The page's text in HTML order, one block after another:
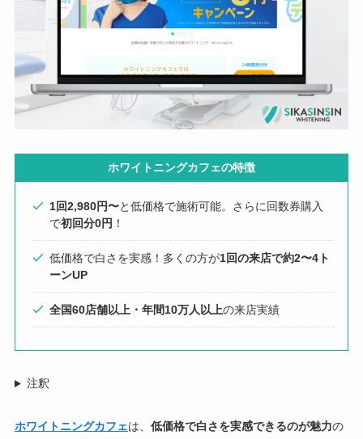
ホワイトニングカフェの特徴
1回2,980円〜と低価格で施術可能。さらに回数券購入
で初回分0円 ！
低価格で白さを実感！多くの方が1回の来店で約2〜4ト
ーンUP
全国60店舗以上・年間10万人以上の来店実績
注釈
ホワイトニングカフェは、 低価格で白さを実感できるのが魅力の